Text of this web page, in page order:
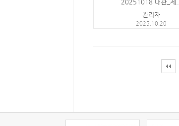
20251018 대관_제...
관리자
2025.10.20